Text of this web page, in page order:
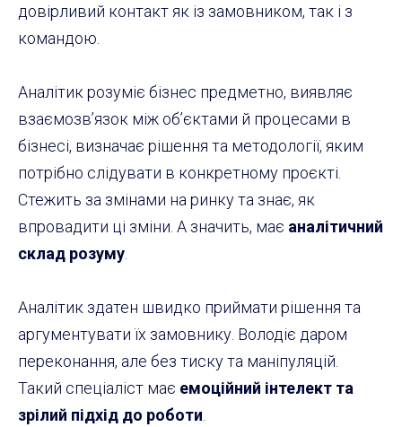
довірливий контакт як із замовником, так і з
командою.
Аналітик розуміє бізнес предметно, виявляє
взаємозв’язок між об’єктами й процесами в
бізнесі, визначає рішення та методології, яким
потрібно слідувати в конкретному проєкті.
Стежить за змінами на ринку та знає, як
впровадити ці зміни. А значить, має аналітичний
склад розуму
Аналітик здатен швидко приймати рішення та
аргументувати їх замовнику. Володіє даром
переконання, але без тиску та маніпуляцій.
Такий спеціаліст має емоційний інтелект та
зрілий підхід до роботи